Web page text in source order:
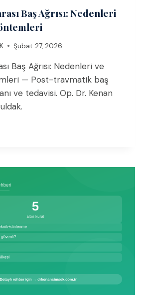
Baş Ağrısı: Nedenleri
Şubat 27, 2026
Baş Ağrısı: Nedenleri ve
— Post-travmatik baş
ve tedavisi. Op. Dr. Kenan
Destek